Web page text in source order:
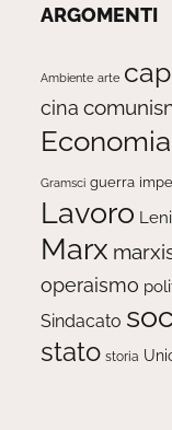
ARGOMENTI
Ambiente arte
cina
Economia
Gramsci guerra
Lavoro
Marx
operaismo
Sindacato
stato storia